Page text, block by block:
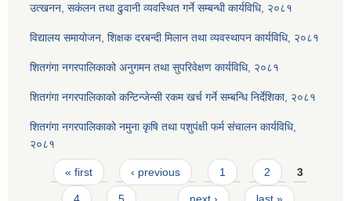
उत्खनन, सकंलन तथा ढुवानी व्यवस्थित गर्ने सम्बन्धी कार्यविधि, २०८१
विद्यालय समायोजन, शिक्षक दरबन्दी मिलान तथा व्यवस्थापन कार्यविधि, २०८१
शितगंगा नगरपालिकाको अनुगमन तथा सुपरिवेक्षण कार्यविधि, २०८१
शितगंगा नगरपालिकाको कन्टिन्जेन्सी रकम खर्च गर्ने सम्बन्धि निर्देशिका, २०८१
शितगंगा नगरपालिकाको नमुना कृषि तथा पशुपंक्षी फर्म संचालन कार्यविधि,
२०८१
Pages
« first ‹ previous 1 2 3
4 5 next › last »